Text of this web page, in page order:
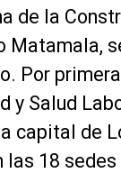
de la
Matamala,
Por
y Salud
capital de
las 18